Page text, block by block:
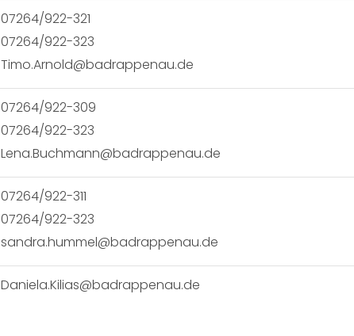
07264/922-321
07264/922-323
Timo.Arnold@badrappenau.de
07264/922-309
07264/922-323
Lena.Buchmann@badrappenau.de
07264/922-311
07264/922-323
sandra.hummel@badrappenau.de
Daniela.Kilias@badrappenau.de